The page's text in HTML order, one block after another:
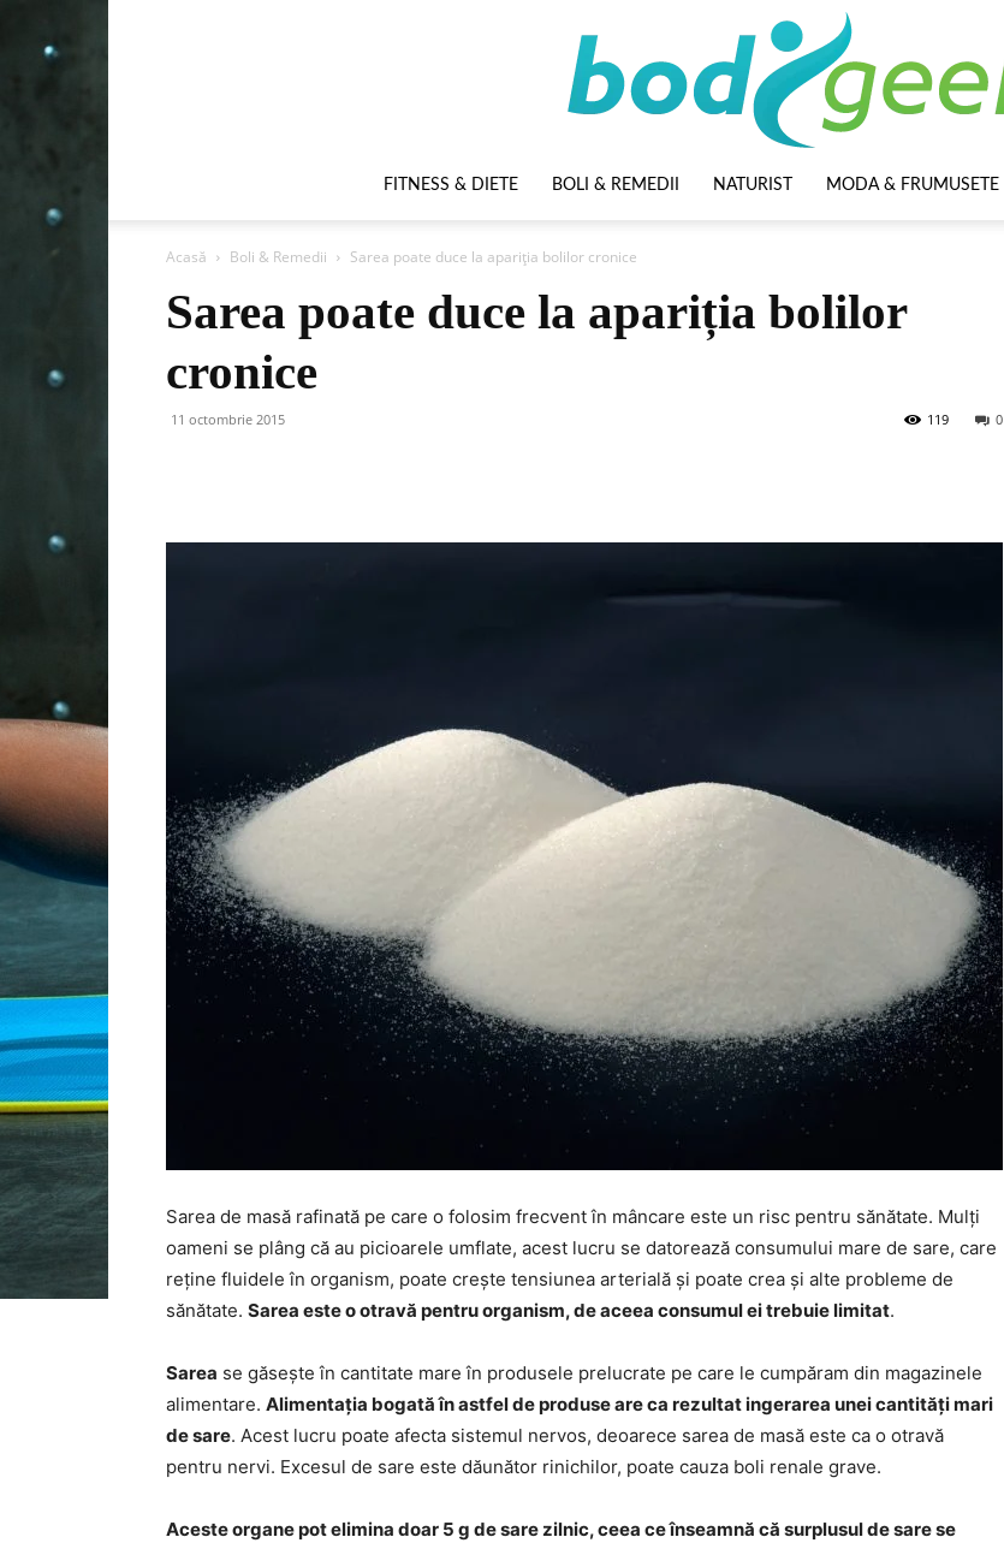
FITNESS & DIETE BOLI & REMEDII NATURIST MODA & FRUMUSETE
Acasă Boli & Remedii Sarea poate duce la apariția bolilor cronice
Sarea poate duce la apariția bolilor
cronice
11 octombrie 2015 0
119
Sarea de masă rafinată pe care o folosim frecvent în mâncare este un risc pentru sănătate. Mulți
oameni se plâng că au picioarele umflate, acest lucru se datorează consumului mare de sare, care
reține fluidele în organism, poate crește tensiunea arterială și poate crea și alte probleme de
sănătate. Sarea este o otravă pentru organism, de aceea consumul ei trebuie limitat.
Sarea se găsește în cantitate mare în produsele prelucrate pe care le cumpăram din magazinele
alimentare. Alimentația bogată în astfel de produse are ca rezultat ingerarea unei cantități mari
de sare. Acest lucru poate afecta sistemul nervos, deoarece sarea de masă este ca o otravă
pentru nervi. Excesul de sare este dăunător rinichilor, poate cauza boli renale grave.
Aceste organe pot elimina doar 5 g de sare zilnic, ceea ce înseamnă că surplusul de sare se